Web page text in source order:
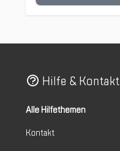
Hilfe & Kontakt
Alle Hilfethemen
Kontakt